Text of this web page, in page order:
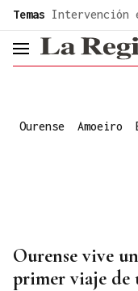
common.go-to-content
Temas Intervención
header.menu.open
Ourense Amoeiro
Ourense vive
primer viaje de